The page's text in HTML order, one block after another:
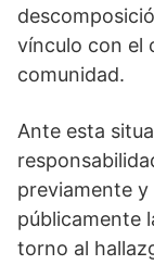
vínculo con el
comunidad.
Ante esta
previamente
públicamente
torno al